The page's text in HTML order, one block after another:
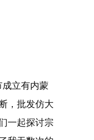
成立有内蒙
，批发仿大
一起探讨宗